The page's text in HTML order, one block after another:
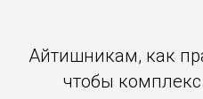
Айтишникам, как
чтобы